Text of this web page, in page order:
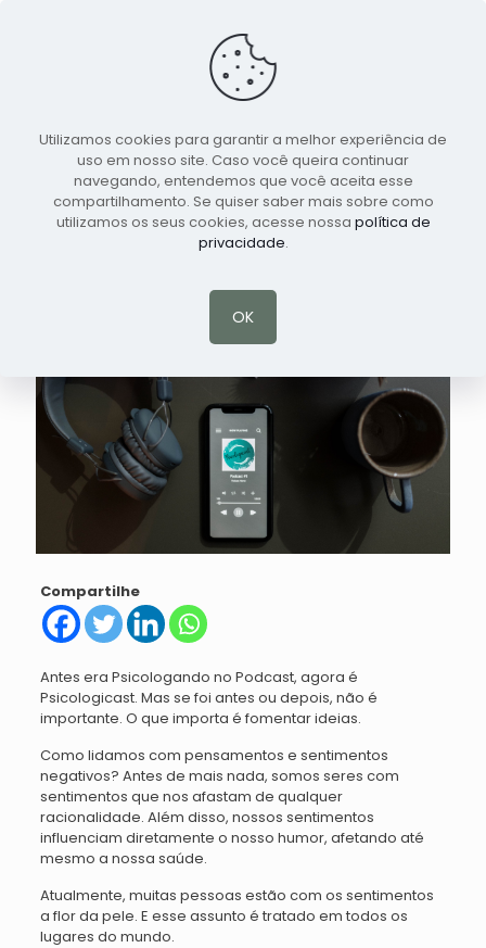
Português Marcar Consulta
Lidar com Pensamentos e
Sentimentos Negativos
Compartilhe
Antes era Psicologando no Podcast, agora é
Psicologicast. Mas se foi antes ou depois, não é
importante. O que importa é fomentar ideias.
Como lidamos com pensamentos e sentimentos
negativos? Antes de mais nada, somos seres com
sentimentos que nos afastam de qualquer
racionalidade. Além disso, nossos sentimentos
influenciam diretamente o nosso humor, afetando até
mesmo a nossa saúde.
Atualmente, muitas pessoas estão com os sentimentos
a flor da pele. E esse assunto é tratado em todos os
lugares do mundo.
Utilizamos cookies para garantir a melhor experiência de
uso em nosso site. Caso você queira continuar
navegando, entendemos que você aceita esse
compartilhamento. Se quiser saber mais sobre como
utilizamos os seus cookies, acesse nossa política de
privacidade.
OK